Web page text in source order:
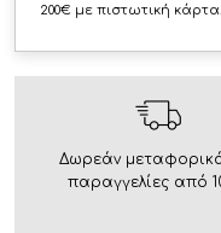
200€ με πιστωτική κάρτα.
Δωρεάν
παραγγελίες από